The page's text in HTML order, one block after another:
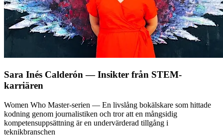
Sara Inés Calderón — Insikter från STEM-
karriären
Women Who Master-serien — En livslång bokälskare som hittade
kodning genom journalistiken och tror att en mångsidig
kompetensuppsättning är en undervärderad tillgång i
teknikbranschen